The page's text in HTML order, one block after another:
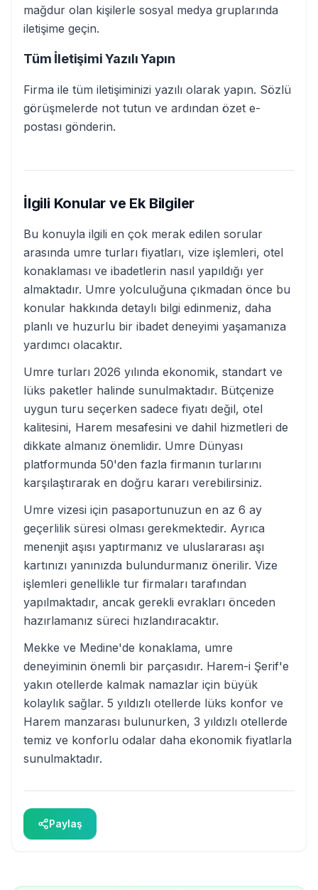
mağdur olan kişilerle sosyal medya gruplarında
iletişime geçin.
Tüm İletişimi Yazılı Yapın
Firma ile tüm iletişiminizi yazılı olarak yapın. Sözlü
görüşmelerde not tutun ve ardından özet e-
postası gönderin.
İlgili Konular ve Ek Bilgiler
Bu konuyla ilgili en çok merak edilen sorular
arasında umre turları fiyatları, vize işlemleri, otel
konaklaması ve ibadetlerin nasıl yapıldığı yer
almaktadır. Umre yolculuğuna çıkmadan önce bu
konular hakkında detaylı bilgi edinmeniz, daha
planlı ve huzurlu bir ibadet deneyimi yaşamanıza
yardımcı olacaktır.
Umre turları 2026 yılında ekonomik, standart ve
lüks paketler halinde sunulmaktadır. Bütçenize
uygun turu seçerken sadece fiyatı değil, otel
kalitesini, Harem mesafesini ve dahil hizmetleri de
dikkate almanız önemlidir. Umre Dünyası
platformunda 50'den fazla firmanın turlarını
karşılaştırarak en doğru kararı verebilirsiniz.
Umre vizesi için pasaportunuzun en az 6 ay
geçerlilik süresi olması gerekmektedir. Ayrıca
menenjit aşısı yaptırmanız ve uluslararası aşı
kartınızı yanınızda bulundurmanız önerilir. Vize
işlemleri genellikle tur firmaları tarafından
yapılmaktadır, ancak gerekli evrakları önceden
hazırlamanız süreci hızlandıracaktır.
Mekke ve Medine'de konaklama, umre
deneyiminin önemli bir parçasıdır. Harem-i Şerif'e
yakın otellerde kalmak namazlar için büyük
kolaylık sağlar. 5 yıldızlı otellerde lüks konfor ve
Harem manzarası bulunurken, 3 yıldızlı otellerde
temiz ve konforlu odalar daha ekonomik fiyatlarla
sunulmaktadır.
Paylaş